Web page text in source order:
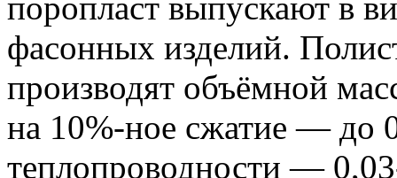
поропласт выпускают в
фасонных изделий.
производят объёмной
на 10%-ное сжатие — до
теплопроводности —